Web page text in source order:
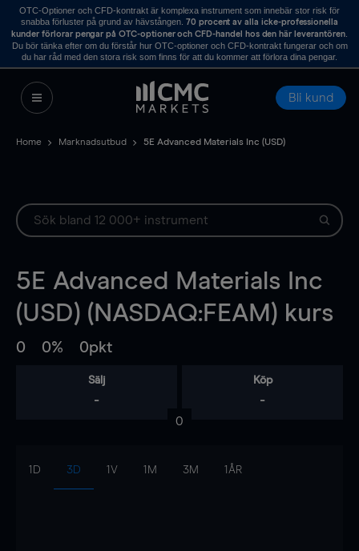
OTC-Optioner och CFD-kontrakt är komplexa instrument som innebär stor risk för
snabba förluster på grund av hävstången. 70 procent av alla icke-professionella
kunder förlorar pengar på OTC-optioner och CFD-handel hos den här leverantören.
Du bör tänka efter om du förstår hur OTC-optioner och CFD-kontrakt fungerar och om
du har råd med den stora risk som finns för att du kommer att förlora dina pengar.
Bli kund
Home Marknadsutbud 5E Advanced Materials Inc (USD)
5E Advanced Materials Inc
(USD) (NASDAQ:FEAM) kurs
0 0% 0pkt
Sälj
-
Köp
-
0
1D 3D 1V 1M 3M 1ÅR